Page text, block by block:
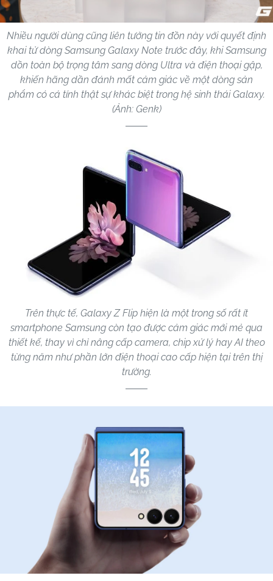
Nhiều người dùng cũng liên tưởng tin đồn này với quyết định
khai tử dòng Samsung Galaxy Note trước đây, khi Samsung
dồn toàn bộ trọng tâm sang dòng Ultra và điện thoại gập,
khiến hãng dần đánh mất cảm giác về một dòng sản
phẩm có cá tính thật sự khác biệt trong hệ sinh thái Galaxy.
(Ảnh: Genk)
Trên thực tế, Galaxy Z Flip hiện là một trong số rất ít
smartphone Samsung còn tạo được cảm giác mới mẻ qua
thiết kế, thay vì chỉ nâng cấp camera, chip xử lý hay AI theo
từng năm như phần lớn điện thoại cao cấp hiện tại trên thị
trường.